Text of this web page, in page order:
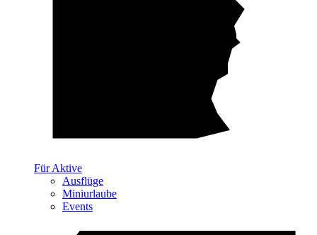
Für Aktive
Ausflüge
Miniurlaube
Events